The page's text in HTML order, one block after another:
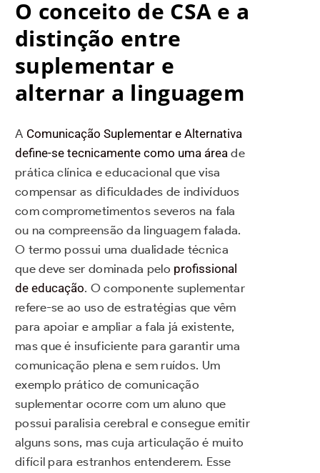
O conceito de CSA e a
distinção entre
suplementar e
alternar a linguagem
A Comunicação Suplementar e Alternativa
define-se tecnicamente como uma área de
prática clínica e educacional que visa
compensar as dificuldades de indivíduos
com comprometimentos severos na fala
ou na compreensão da linguagem falada.
O termo possui uma dualidade técnica
que deve ser dominada pelo profissional
de educação. O componente suplementar
refere-se ao uso de estratégias que vêm
para apoiar e ampliar a fala já existente,
mas que é insuficiente para garantir uma
comunicação plena e sem ruídos. Um
exemplo prático de comunicação
suplementar ocorre com um aluno que
possui paralisia cerebral e consegue emitir
alguns sons, mas cuja articulação é muito
difícil para estranhos entenderem. Esse